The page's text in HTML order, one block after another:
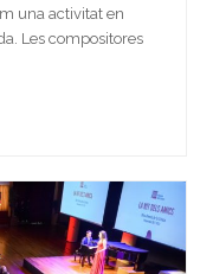
una activitat en
Les compositores